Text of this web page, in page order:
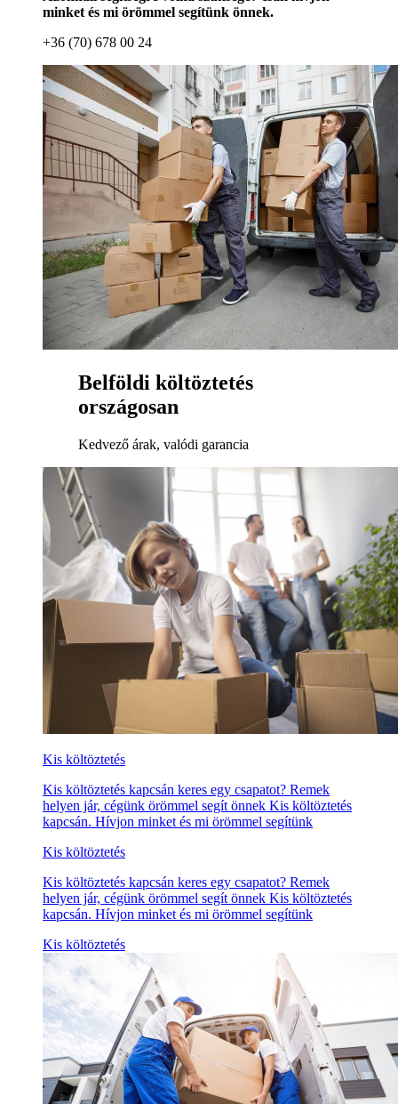
minket és mi örömmel segítünk önnek.
+36 (70) 678 00 24
Belföldi költöztetés
országosan
Kedvező árak, valódi garancia
Kis költöztetés
Kis költöztetés kapcsán keres egy csapatot? Remek
helyen jár, cégünk örömmel segít önnek Kis költöztetés
kapcsán. Hívjon minket és mi örömmel segítünk
Kis költöztetés
Kis költöztetés kapcsán keres egy csapatot? Remek
helyen jár, cégünk örömmel segít önnek Kis költöztetés
kapcsán. Hívjon minket és mi örömmel segítünk
Kis költöztetés